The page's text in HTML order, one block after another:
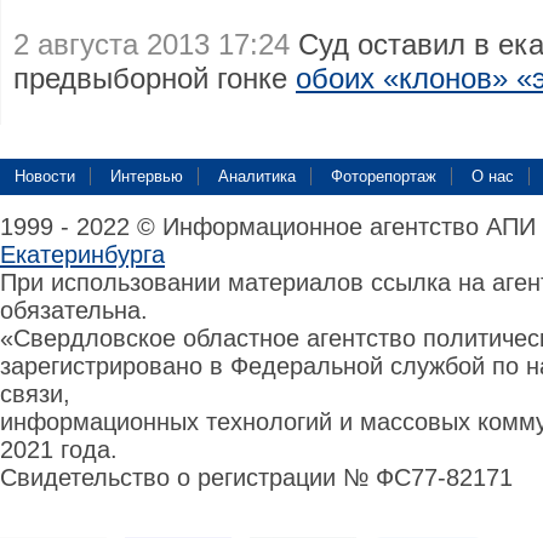
2 августа 2013 17:24 Суд оставил в
предвыборной гонке обоих «клонов»
Новости Интервью Аналитика Фоторепортаж О нас
1999 - 2022 © Информационное агентство
Екатеринбурга
При использовании материалов ссылка на
обязательна.
«Свердловское областное агентство
зарегистрировано в Федеральной службой по
связи,
информационных технологий и массовых
2021 года.
Свидетельство о регистрации № ФС77-82171